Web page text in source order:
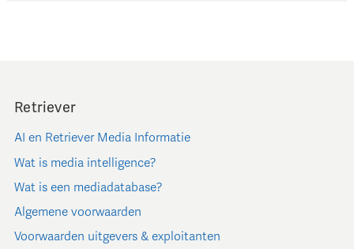
Retriever
AI en Retriever Media Informatie
Wat is media intelligence?
Wat is een mediadatabase?
Algemene voorwaarden
Voorwaarden uitgevers & exploitanten